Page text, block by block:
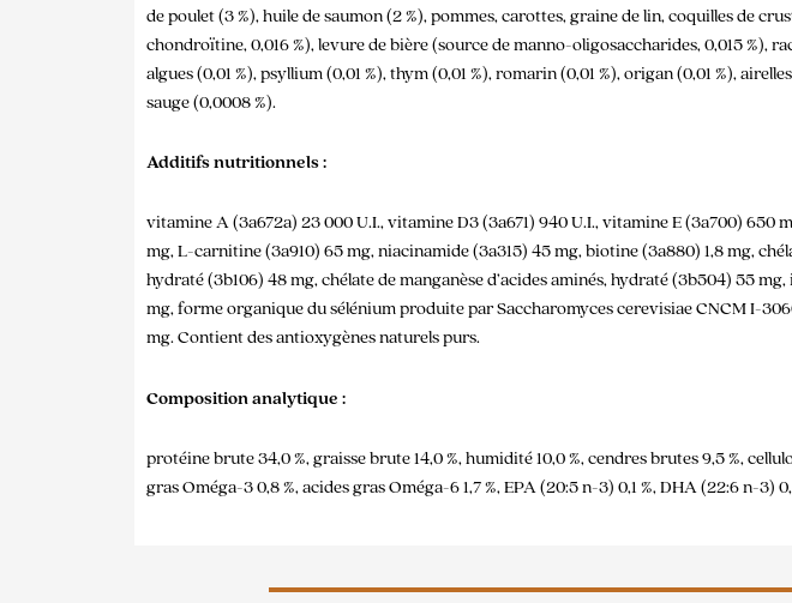
de poulet (3 %), huile de saumon (2 %), pommes, carottes, graine de lin, coquilles de
chondroïtine, 0,016 %), levure de bière (source de manno-oligosaccharides, 0,015 %),
algues (0,01 %), psyllium (0,01 %), thym (0,01 %), romarin (0,01 %), origan (0,01 %),
sauge (0,0008 %).
Additifs nutritionnels :
vitamine A (3a672a) 23 000 U.I., vitamine D3 (3a671) 940 U.I., vitamine E (3a700)
mg, L-carnitine (3a910) 65 mg, niacinamide (3a315) 45 mg, biotine (3a880) 1,8 mg,
hydraté (3b106) 48 mg, chélate de manganèse d’acides aminés, hydraté (3b504) 55
mg, forme organique du sélénium produite par Saccharomyces cerevisiae CNCM I-
mg. Contient des antioxygènes naturels purs.
Composition analytique :
protéine brute 34,0 %, graisse brute 14,0 %, humidité 10,0 %, cendres brutes 9,5 %,
gras Oméga-3 0,8 %, acides gras Oméga-6 1,7 %, EPA (20:5 n-3) 0,1 %, DHA (22:6 n-3)